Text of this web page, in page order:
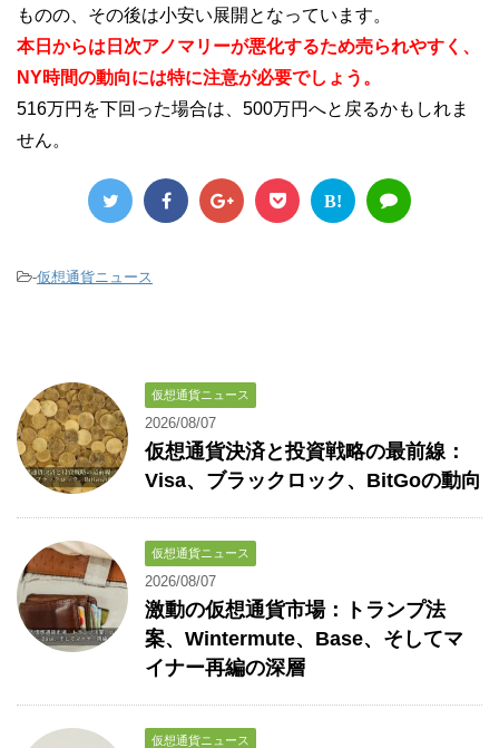
ものの、その後は小安い展開となっています。
本日からは日次アノマリーが悪化するため売られやすく、
NY時間の動向には特に注意が必要でしょう。
516万円を下回った場合は、500万円へと戻るかもしれま
せん。
B!
-仮想通貨ニュース
仮想通貨ニュース
2026/08/07
仮想通貨決済と投資戦略の最前線：
Visa、ブラックロック、BitGoの動向
仮想通貨ニュース
2026/08/07
激動の仮想通貨市場：トランプ法
案、Wintermute、Base、そしてマ
イナー再編の深層
仮想通貨ニュース